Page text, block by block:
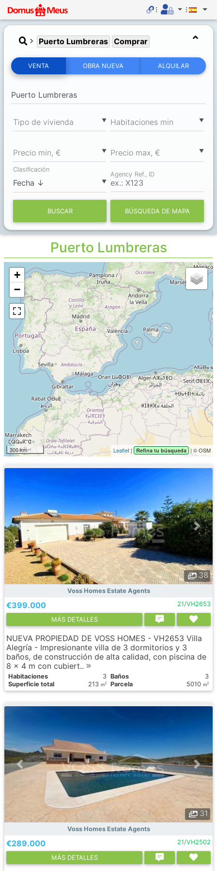
Puerto Lumbreras Comprar
VENTA OBRA NUEVA ALQUILAR
▼
Tipo de vivienda ▼
Habitaciones min
▼
Precio min, € ▼
Precio max, €
▼
Clasificación
Agency Ref., ID
BUSCAR BÚSQUEDA DE MAPA
Puerto Lumbreras
+
−
300 km Leaflet | Refina tu búsqueda | © OSM
38
Voss Homes Estate Agents
€399.000 21/VH2653
МÁS DETALLES
NUEVA PROPIEDAD DE VOSS HOMES - VH2653 Villa
Alegría - Impresionante villa de 3 dormitorios y 3
baños, de construcción de alta calidad, con piscina de
8 x 4 m con cubiert..
Habitaciones 3 Baños
3
Superficie total
213 m2 Parcela 5010 m2
31
Voss Homes Estate Agents
€289.000 21/VH2502
МÁS DETALLES